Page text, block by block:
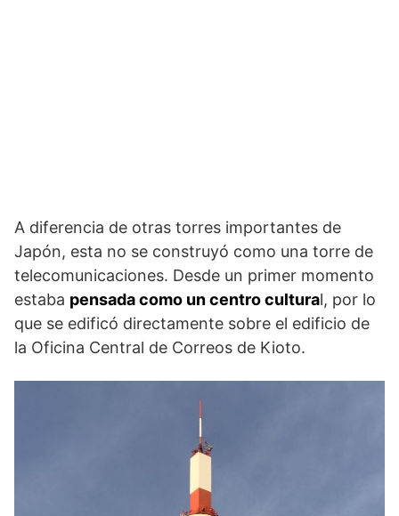
A diferencia de otras torres importantes de
Japón, esta no se construyó como una torre de
telecomunicaciones. Desde un primer momento
estaba pensada como un centro cultural, por lo
que se edificó directamente sobre el edificio de
la Oficina Central de Correos de Kioto.